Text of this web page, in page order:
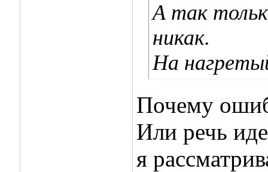
А так
никак.
На
Почему
Или речь
я